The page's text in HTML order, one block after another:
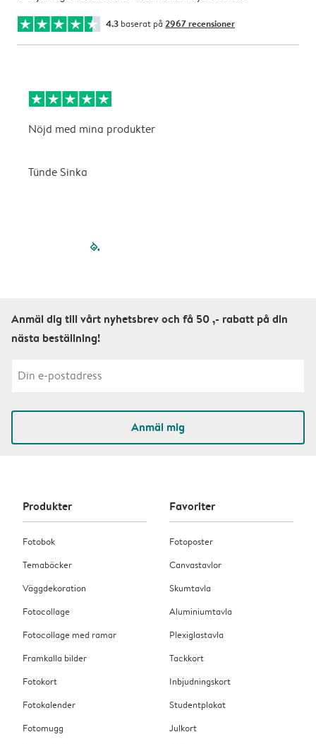
4.3 baserat på 2967 recensioner
Nöjd med mina produkter
Tünde Sinka
filled-pagination
Anmäl dig till vårt nyhetsbrev och få 50 ,- rabatt på din
nästa beställning!
Anmäl mig
Produkter
Fotobok
Temaböcker
Väggdekoration
Fotocollage
Fotocollage med ramar
Framkalla bilder
Fotokort
Fotokalender
Fotomugg
Favoriter
Fotoposter
Canvastavlor
Skumtavla
Aluminiumtavla
Plexiglastavla
Tackkort
Inbjudningskort
Studentplakat
Julkort